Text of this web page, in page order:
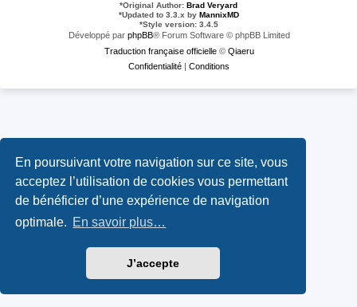
En poursuivant votre navigation sur ce site, vous
acceptez l’utilisation de cookies vous permettant
de bénéficier d’une expérience de navigation
optimale. En savoir plus…
J’accepte
*Original Author: Brad Veryard
*Updated to 3.3.x by MannixMD
*Style version: 3.4.5
Développé par phpBB® Forum Software © phpBB Limited
Traduction française officielle© Qiaeru
Confidentialité | Conditions